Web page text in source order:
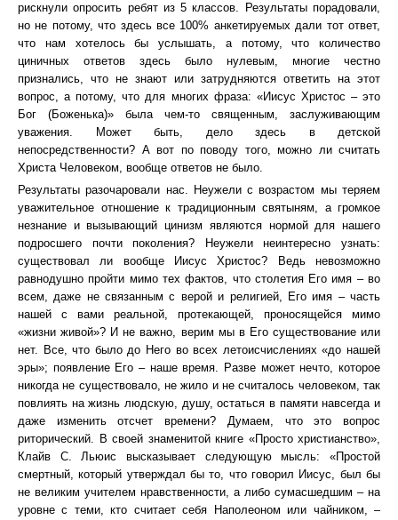
рискнули опросить ребят из 5 классов. Результаты порадовали,
но не потому, что здесь все 100% анкетируемых дали тот ответ,
что нам хотелось бы услышать, а потому, что количество
циничных ответов здесь было нулевым, многие честно
признались, что не знают или затрудняются ответить на этот
вопрос, а потому, что для многих фраза: «Иисус Христос – это
Бог (Боженька)» была чем-то священным, заслуживающим
уважения. Может быть, дело здесь в детской
непосредственности? А вот по поводу того, можно ли считать
Христа Человеком, вообще ответов не было.
Результаты разочаровали нас. Неужели с возрастом мы теряем
уважительное отношение к традиционным святыням, а громкое
незнание и вызывающий цинизм являются нормой для нашего
подросшего почти поколения? Неужели неинтересно узнать:
существовал ли вообще Иисус Христос? Ведь невозможно
равнодушно пройти мимо тех фактов, что столетия Его имя – во
всем, даже не связанным с верой и религией, Его имя – часть
нашей с вами реальной, протекающей, проносящейся мимо
«жизни живой»? И не важно, верим мы в Его существование или
нет. Все, что было до Него во всех летоисчислениях «до нашей
эры»; появление Его – наше время. Разве может нечто, которое
никогда не существовало, не жило и не считалось человеком, так
повлиять на жизнь людскую, душу, остаться в памяти навсегда и
даже изменить отсчет времени? Думаем, что это вопрос
риторический. В своей знаменитой книге «Просто христианство»,
Клайв С. Льюис высказывает следующую мысль: «Простой
смертный, который утверждал бы то, что говорил Иисус, был бы
не великим учителем нравственности, а либо сумасшедшим – на
уровне с теми, кто считает себя Наполеоном или чайником, –